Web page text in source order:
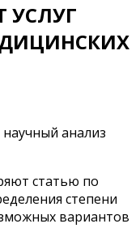
УСЛУГ
анализ
статью по
степени
вариантов